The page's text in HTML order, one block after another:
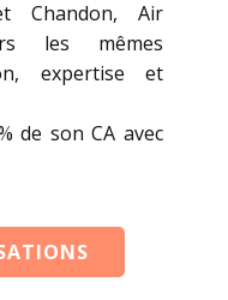
Chandon, Air
les mêmes
expertise et
de son CA avec